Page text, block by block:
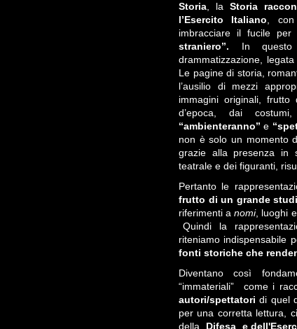
Storia
la Storia
l’Esercito Italiano ,
imbracciare il fucile
straniero’’. In
drammatizzazione, legata
Le pagine di storia,
l’ausilio di mezzi
immagini originali, frutto
d’epoca, dai
‘‘ambienteranno’’ e
non è solo un momento
grazie alla presenza in
teatrale e dei figuranti,
Pertanto le
frutto di un grande
riferimenti anomi, luoghi e
Quindi la
riteniamo indispensabile
fonti storiche che
Diventano così
“immateriali” come i
autori/spettatori di quel
per una corretta lettura,
della Difesa e